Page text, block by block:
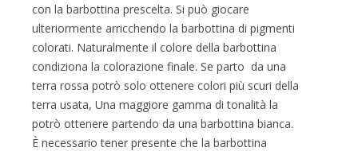
con la barbottina prescelta. Si può giocare
ulteriormente arricchendo la barbottina di pigmenti
colorati. Naturalmente il colore della barbottina
condiziona la colorazione finale. Se parto da una
terra rossa potrò solo ottenere colori più scuri della
terra usata, Una maggiore gamma di tonalità la
potrò ottenere partendo da una barbottina bianca.
È necessario tener presente che la barbottina